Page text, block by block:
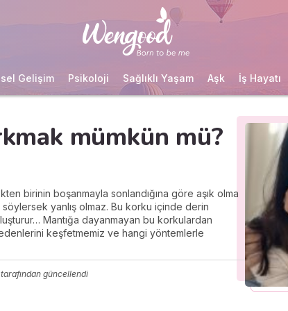
Gelişim Psikoloji Sağlıklı Yaşam Aşk İş Hayatı
mümkün mü?
birinin boşanmayla sonlandığına göre aşık olma
söylersek yanlış olmaz. Bu korku içinde derin
Mantığa dayanmayan bu korkulardan
keşfetmemiz ve hangi yöntemlerle
tarafından güncellendi